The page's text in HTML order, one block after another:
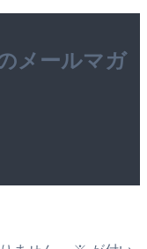
メールマガ